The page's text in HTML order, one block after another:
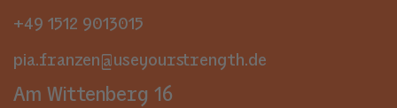
+49 1512 9013015
pia.franzen@useyourstrength.de
Am Wittenberg 16